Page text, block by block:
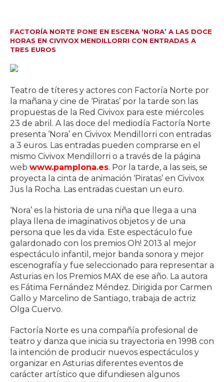
FACTORÍA NORTE PONE EN ESCENA ‘NORA’ A LAS DOCE
HORAS EN CIVIVOX MENDILLORRI CON ENTRADAS A
TRES EUROS
Teatro de títeres y actores con Factoría Norte por
la mañana y cine de ‘Piratas’ por la tarde son las
propuestas de la Red Civivox para este miércoles
23 de abril. A las doce del mediodía Factoría Norte
presenta ‘Nora’ en Civivox Mendillorri con entradas
a 3 euros. Las entradas pueden comprarse en el
mismo Civivox Mendillorri o a través de la página
web www.pamplona.es. Por la tarde, a las seis, se
proyecta la cinta de animación ‘Piratas’ en Civivox
Jus la Rocha. Las entradas cuestan un euro.
‘Nora’ es la historia de una niña que llega a una
playa llena de imaginativos objetos y de una
persona que les da vida. Este espectáculo fue
galardonado con los premios Oh! 2013 al mejor
espectáculo infantil, mejor banda sonora y mejor
escenografía y fue seleccionado para representar a
Asturias en los Premios MAX de ese año. La autora
es Fátima Fernández Méndez. Dirigida por Carmen
Gallo y Marcelino de Santiago, trabaja de actriz
Olga Cuervo.
Factoría Norte es una compañía profesional de
teatro y danza que inicia su trayectoria en 1998 con
la intención de producir nuevos espectáculos y
organizar en Asturias diferentes eventos de
carácter artístico que difundiesen algunos